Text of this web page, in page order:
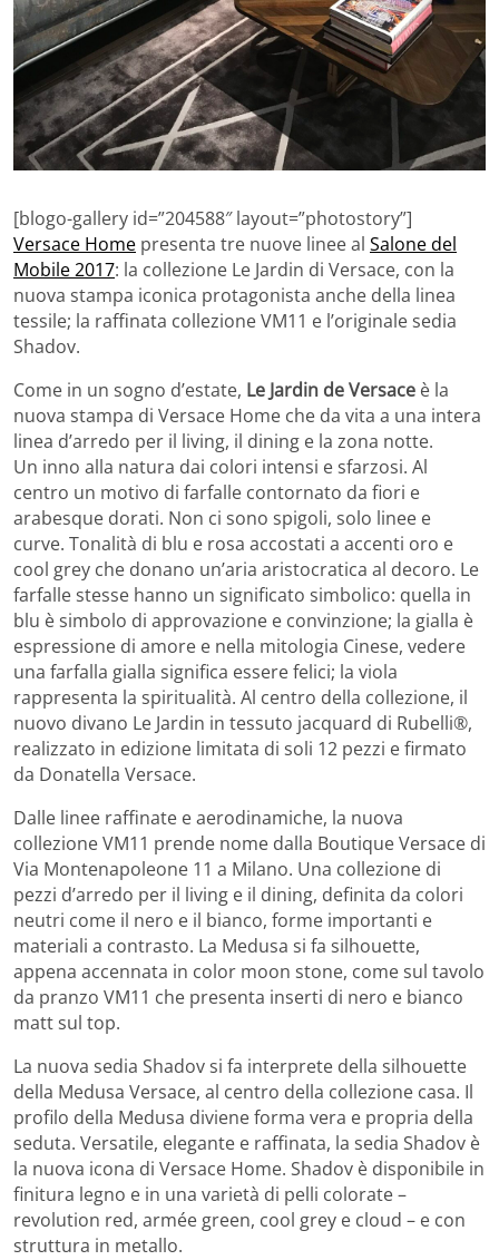
[blogo-gallery id=”204588″ layout=”photostory”]
Versace Home presenta tre nuove linee al Salone del
Mobile 2017: la collezione Le Jardin di Versace, con la
nuova stampa iconica protagonista anche della linea
tessile; la raffinata collezione VM11 e l’originale sedia
Shadov.
Come in un sogno d’estate, Le Jardin de Versace è la
nuova stampa di Versace Home che da vita a una intera
linea d’arredo per il living, il dining e la zona notte.
Un inno alla natura dai colori intensi e sfarzosi. Al
centro un motivo di farfalle contornato da fiori e
arabesque dorati. Non ci sono spigoli, solo linee e
curve. Tonalità di blu e rosa accostati a accenti oro e
cool grey che donano un’aria aristocratica al decoro. Le
farfalle stesse hanno un significato simbolico: quella in
blu è simbolo di approvazione e convinzione; la gialla è
espressione di amore e nella mitologia Cinese, vedere
una farfalla gialla significa essere felici; la viola
rappresenta la spiritualità. Al centro della collezione, il
nuovo divano Le Jardin in tessuto jacquard di Rubelli®,
realizzato in edizione limitata di soli 12 pezzi e firmato
da Donatella Versace.
Dalle linee raffinate e aerodinamiche, la nuova
collezione VM11 prende nome dalla Boutique Versace di
Via Montenapoleone 11 a Milano. Una collezione di
pezzi d’arredo per il living e il dining, definita da colori
neutri come il nero e il bianco, forme importanti e
materiali a contrasto. La Medusa si fa silhouette,
appena accennata in color moon stone, come sul tavolo
da pranzo VM11 che presenta inserti di nero e bianco
matt sul top.
La nuova sedia Shadov si fa interprete della silhouette
della Medusa Versace, al centro della collezione casa. Il
profilo della Medusa diviene forma vera e propria della
seduta. Versatile, elegante e raffinata, la sedia Shadov è
la nuova icona di Versace Home. Shadov è disponibile in
finitura legno e in una varietà di pelli colorate –
revolution red, armée green, cool grey e cloud – e con
struttura in metallo.